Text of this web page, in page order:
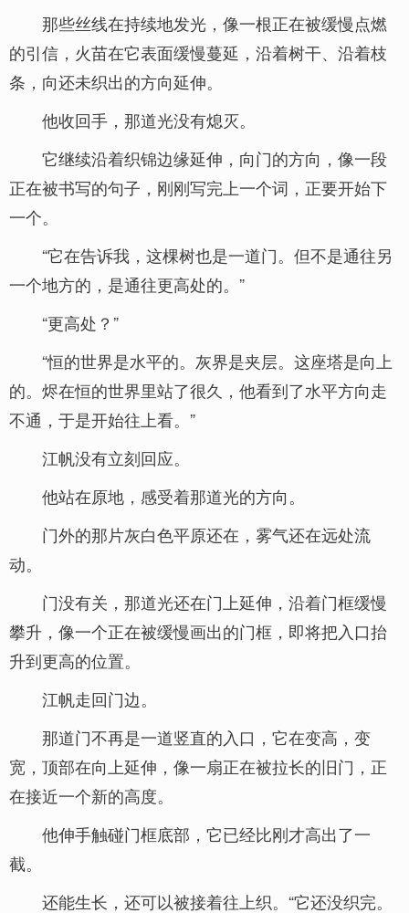
那些丝线在持续地发光，像一根正在被缓慢点燃
的引信，火苗在它表面缓慢蔓延，沿着树干、沿着枝
条，向还未织出的方向延伸。
他收回手，那道光没有熄灭。
它继续沿着织锦边缘延伸，向门的方向，像一段
正在被书写的句子，刚刚写完上一个词，正要开始下
一个。
“它在告诉我，这棵树也是一道门。但不是通往另
一个地方的，是通往更高处的。”
“更高处？”
“恒的世界是水平的。灰界是夹层。这座塔是向上
的。烬在恒的世界里站了很久，他看到了水平方向走
不通，于是开始往上看。”
江帆没有立刻回应。
他站在原地，感受着那道光的方向。
门外的那片灰白色平原还在，雾气还在远处流
动。
门没有关，那道光还在门上延伸，沿着门框缓慢
攀升，像一个正在被缓慢画出的门框，即将把入口抬
升到更高的位置。
江帆走回门边。
那道门不再是一道竖直的入口，它在变高，变
宽，顶部在向上延伸，像一扇正在被拉长的旧门，正
在接近一个新的高度。
他伸手触碰门框底部，它已经比刚才高出了一
截。
还能生长，还可以被接着往上织。“它还没织完。